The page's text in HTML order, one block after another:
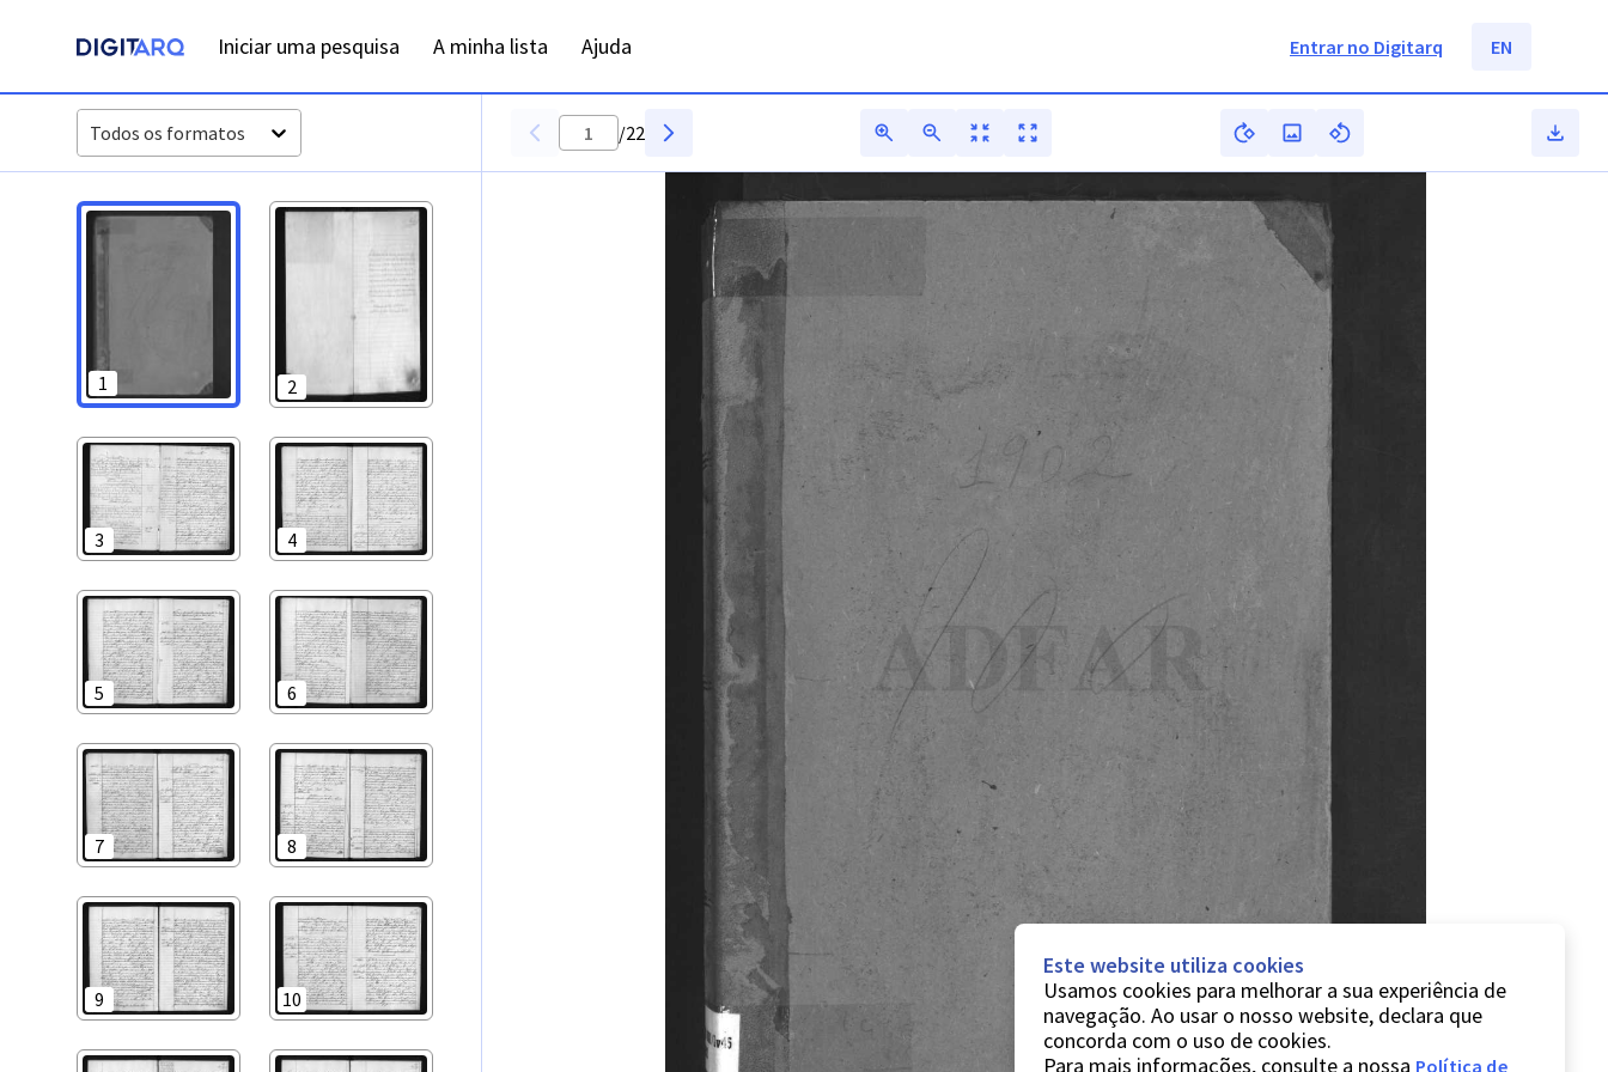
Iniciar uma pesquisa A minha lista Ajuda Entrar no Digitarq EN
Todos os formatos
1 2
3 4
5 6
7 8
9 10
/22
Este website utiliza cookies
Usamos cookies para melhorar a sua experiência de
navegação. Ao usar o nosso website, declara que
concorda com o uso de cookies.
Para mais informações, consulte a nossa Política de